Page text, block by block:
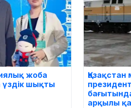
жоба
шықты
арқылы